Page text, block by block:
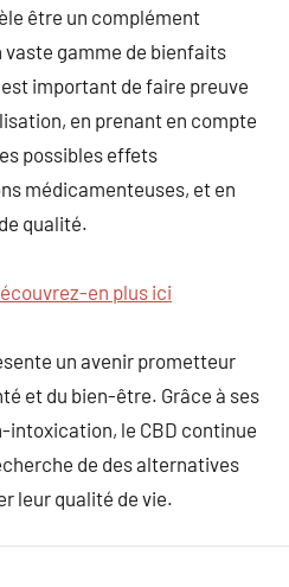
être un complément
gamme de bienfaits
important de faire preuve
en prenant en compte
possibles effets
médicamenteuses, et en
qualité.
en plus ici
un avenir prometteur
et du bien-être. Grâce à ses
intoxication, le CBD continue
de des alternatives
leur qualité de vie.